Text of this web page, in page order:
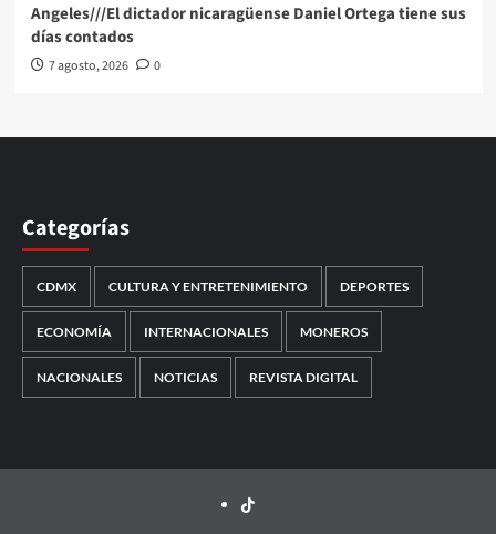
Angeles///El dictador nicaragüense Daniel Ortega tiene sus
días contados
7 agosto, 2026 0
Categorías
CDMX CULTURA Y ENTRETENIMIENTO DEPORTES
ECONOMÍA INTERNACIONALES MONEROS
NACIONALES NOTICIAS REVISTA DIGITAL
TikTok